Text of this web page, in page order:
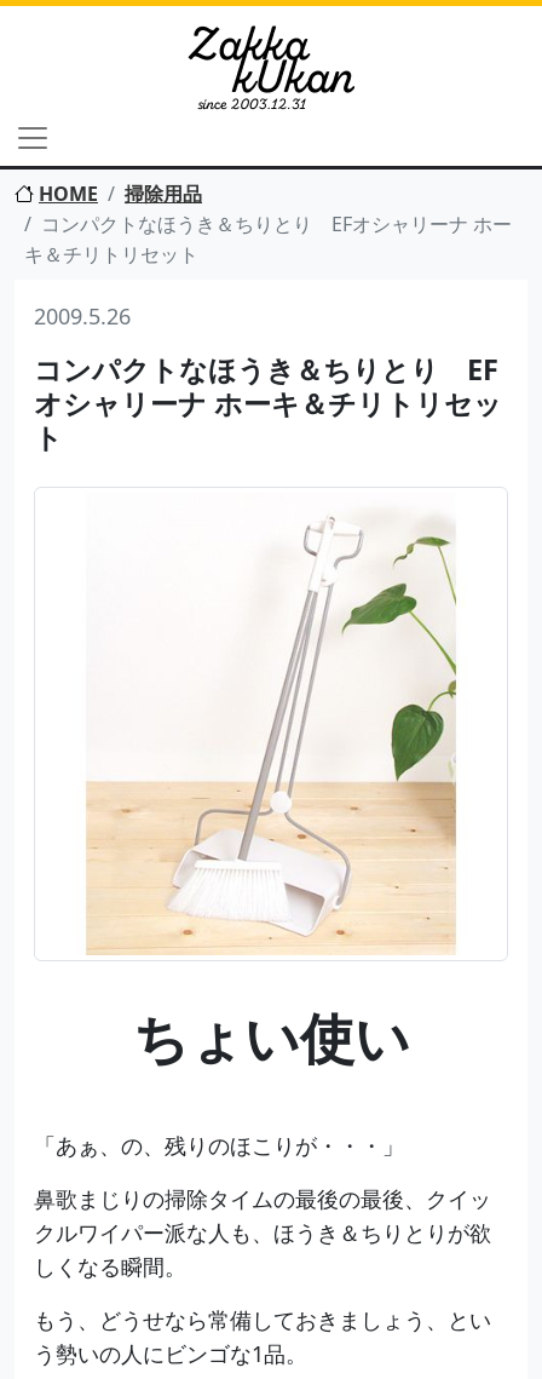
HOME
掃除用品
コンパクトなほうき＆ちりとり EFオシャリーナ ホー
キ＆チリトリセット
2009.5.26
コンパクトなほうき＆ちりとり EF
オシャリーナ ホーキ＆チリトリセッ
ト
ちょい使い
「あぁ、の、残りのほこりが・・・」
鼻歌まじりの掃除タイムの最後の最後、クイッ
クルワイパー派な人も、ほうき＆ちりとりが欲
しくなる瞬間。
もう、どうせなら常備しておきましょう、とい
う勢いの人にビンゴな1品。